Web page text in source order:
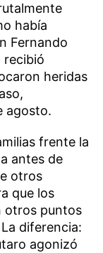
había
Fernando
recibió
heridas
agosto.
frente la
antes de
otros
que los
otros puntos
diferencia:
agonizó